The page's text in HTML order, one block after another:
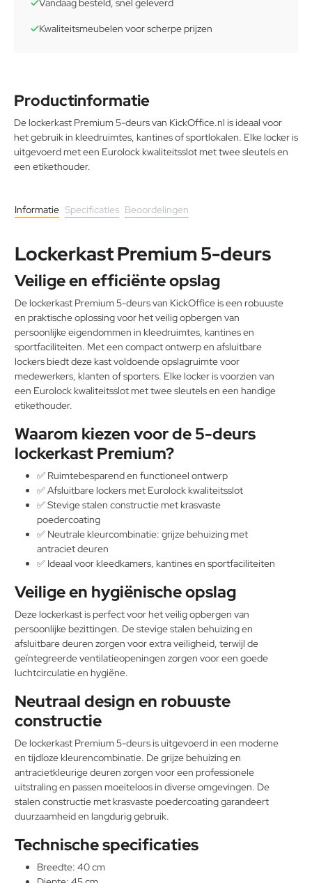
Vandaag besteld, snel geleverd
Kwaliteitsmeubelen voor scherpe prijzen
Productinformatie
De lockerkast Premium 5-deurs van KickOffice.nl is ideaal voor
het gebruik in kleedruimtes, kantines of sportlokalen. Elke locker is
uitgevoerd met een Eurolock kwaliteitsslot met twee sleutels en
een etikethouder.
Informatie Specificaties Beoordelingen
Lockerkast Premium 5-deurs
Veilige en efficiënte opslag
De lockerkast Premium 5-deurs van KickOffice is een robuuste
en praktische oplossing voor het veilig opbergen van
persoonlijke eigendommen in kleedruimtes, kantines en
sportfaciliteiten. Met een compact ontwerp en afsluitbare
lockers biedt deze kast voldoende opslagruimte voor
medewerkers, klanten of sporters. Elke locker is voorzien van
een Eurolock kwaliteitsslot met twee sleutels en een handige
etikethouder.
Waarom kiezen voor de 5-deurs
lockerkast Premium?
✅ Ruimtebesparend en functioneel ontwerp
✅ Afsluitbare lockers met Eurolock kwaliteitsslot
✅ Stevige stalen constructie met krasvaste
poedercoating
✅ Neutrale kleurcombinatie: grijze behuizing met
antraciet deuren
✅ Ideaal voor kleedkamers, kantines en sportfaciliteiten
Veilige en hygiënische opslag
Deze lockerkast is perfect voor het veilig opbergen van
persoonlijke bezittingen. De stevige stalen behuizing en
afsluitbare deuren zorgen voor extra veiligheid, terwijl de
geïntegreerde ventilatieopeningen zorgen voor een goede
luchtcirculatie en hygiëne.
Neutraal design en robuuste
constructie
De lockerkast Premium 5-deurs is uitgevoerd in een moderne
en tijdloze kleurencombinatie. De grijze behuizing en
antracietkleurige deuren zorgen voor een professionele
uitstraling en passen moeiteloos in diverse omgevingen. De
stalen constructie met krasvaste poedercoating garandeert
duurzaamheid en langdurig gebruik.
Technische specificaties
Breedte: 40 cm